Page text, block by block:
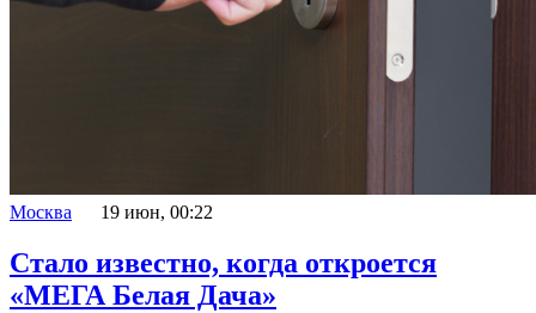
Москва 19 июн, 00:22
Стало известно, когда откроется
«МЕГА Белая Дача»